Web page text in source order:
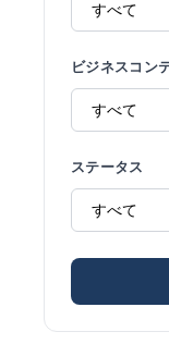
ビジネスコン
ステータス